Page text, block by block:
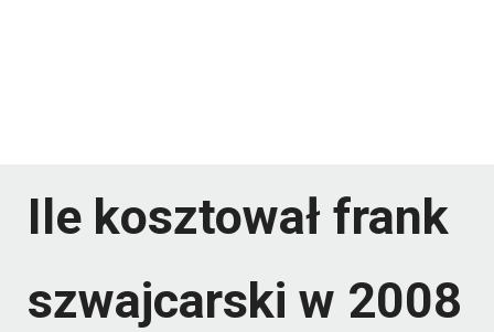
Ile kosztował frank
szwajcarski w 2008